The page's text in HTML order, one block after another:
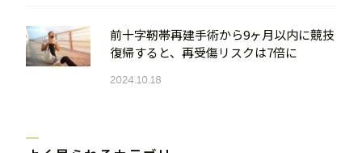
前十字靭帯再建手術から9ヶ月以内に競技
復帰すると、再受傷リスクは7倍に
2024.10.18